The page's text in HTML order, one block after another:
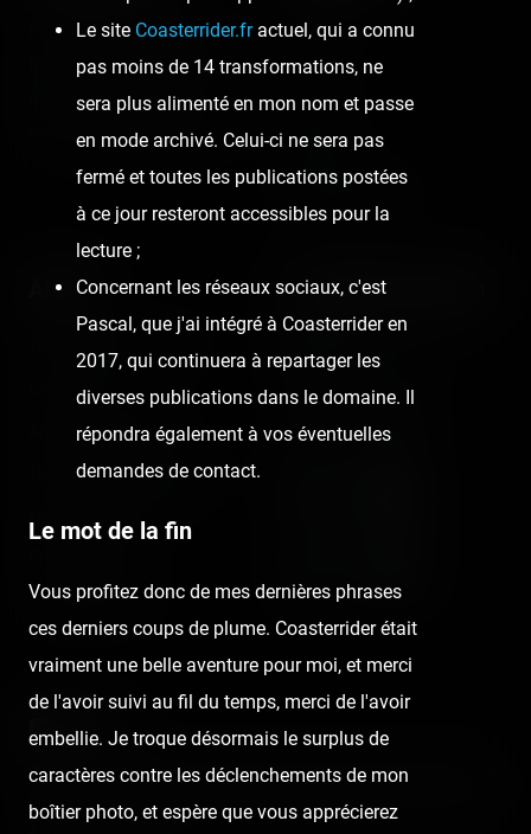
Fun experiences sharing
from roller coasters, theme
parks, fairgrounds and
entertainment enthusiasts.
Home
Posts
Videos
About
The Coasterrider Team
Contact us
Acknowledgements
The Coasterrider Museum
Dark/light mode
Let's keep in touch
Newsletter
Articles and media on this website are licensed under the terms of the
Le site Coasterrider.fractuel, qui a connu
pas moins de 14 transformations, ne
sera plus alimenté en mon nom et passe
en mode archivé. Celui-ci ne sera pas
fermé et toutes les publications postées
à ce jour resteront accessibles pour la
lecture ;
Concernant les réseaux sociaux, c'est
Pascal, que j'ai intégré à Coasterrider en
2017, qui continuera à repartager les
diverses publications dans le domaine. Il
répondra également à vos éventuelles
demandes de contact.
Le mot de la fin
Vous profitez donc de mes dernières phrases
ces derniers coups de plume. Coasterrider était
vraiment une belle aventure pour moi, et merci
de l'avoir suivi au fil du temps, merci de l'avoir
embellie. Je troque désormais le surplus de
caractères contre les déclenchements de mon
boîtier photo, et espère que vous apprécierez